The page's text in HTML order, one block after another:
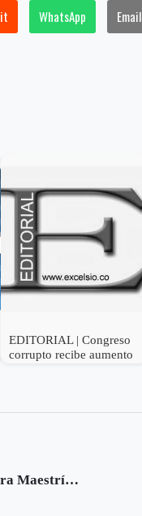
WhatsApp Email
EDITORIAL | Congreso
corrupto recibe aumento
UPTC inaugura Maestría en Patrimonio Cultural